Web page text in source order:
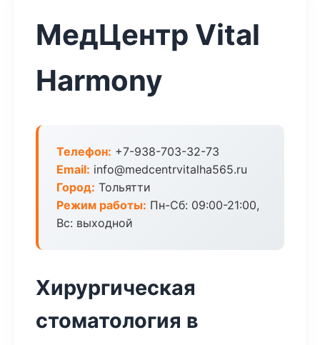
МедЦентр Vital
Harmony
Телефон: +7-938-703-32-73
Email: info@medcentrvitalha565.ru
Город: Тольятти
Режим работы: Пн-Сб: 09:00-21:00,
Вс: выходной
Хирургическая
стоматология в